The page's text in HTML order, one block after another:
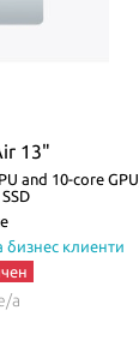
13"
and 10-core GPU,
бизнес клиенти
a